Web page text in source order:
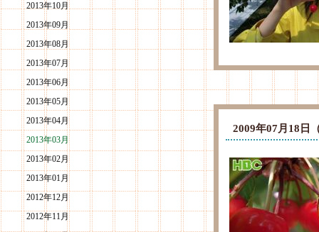
2013年10月
2013年09月
2013年08月
2013年07月
2013年06月
2013年05月
2013年04月
2013年03月
2013年02月
2013年01月
2012年12月
2012年11月
2009年07月18